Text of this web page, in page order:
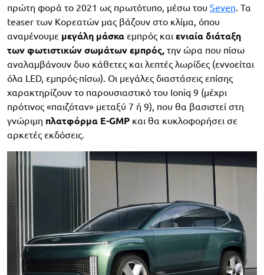
πρώτη φορά το 2021 ως πρωτότυπο, μέσω του Seven . Τα
teaser των Κορεατών μας βάζουν στο κλίμα, όπου
αναμένουμε μεγάλη μάσκα εμπρός και ενιαία διάταξη
των φωτιστικών σωμάτων εμπρός, την ώρα που πίσω
αναλαμβάνουν δυο κάθετες και λεπτές λωρίδες (εννοείται
όλα LED, εμπρός-πίσω). Οι μεγάλες διαστάσεις επίσης
χαρακτηρίζουν το παρουσιαστικό του Ioniq 9 (μέχρι
πρότινος «παιζόταν» μεταξύ 7 ή 9), που θα βασιστεί στη
γνώριμη πλατφόρμα E-GMP και θα κυκλοφορήσει σε
αρκετές εκδόσεις.